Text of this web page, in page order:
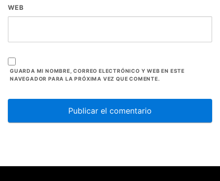
WEB
GUARDA MI NOMBRE, CORREO ELECTRÓNICO Y WEB EN ESTE
NAVEGADOR PARA LA PRÓXIMA VEZ QUE COMENTE.